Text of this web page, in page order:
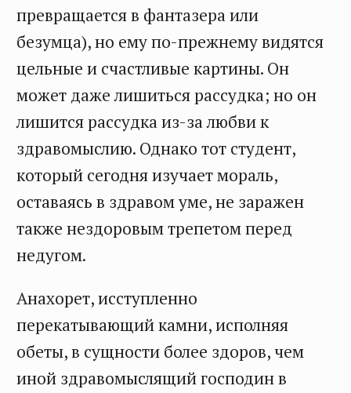
превращается в фантазера или
безумца), но ему по-прежнему видятся
цельные и счастливые картины. Он
может даже лишиться рассудка; но он
лишится рассудка из-за любви к
здравомыслию. Однако тот студент,
который сегодня изучает мораль,
оставаясь в здравом уме, не заражен
также нездоровым трепетом перед
недугом.
Анахорет, исступленно
перекатывающий камни, исполняя
обеты, в сущности более здоров, чем
иной здравомыслящий господин в